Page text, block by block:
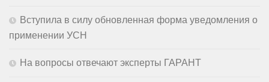
Вступила в силу обновленная форма уведомления о
применении УСН
На вопросы отвечают эксперты ГАРАНТ